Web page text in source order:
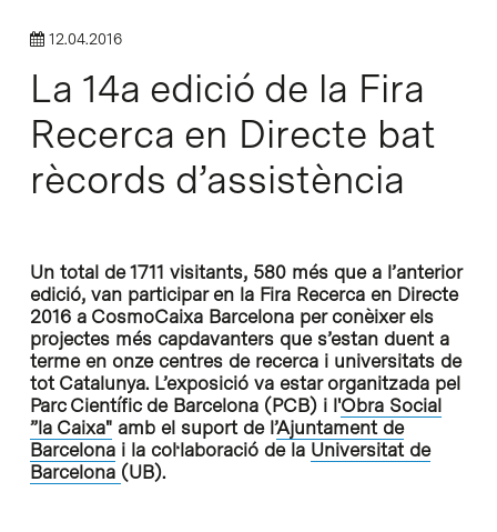
12.04.2016
La 14a edició de la Fira
Recerca en Directe bat
rècords d’assistència
Un total de 1711 visitants, 580 més que a l’anterior
edició, van participar en la Fira Recerca en Directe
2016 a CosmoCaixa Barcelona per conèixer els
projectes més capdavanters que s’estan duent a
terme en onze centres de recerca i universitats de
tot Catalunya. L’exposició va estar organitzada pel
Parc Científic de Barcelona (PCB) i l'Obra Social
”la Caixa"amb el suport de l’Ajuntament de
Barcelonai la col·laboració de la Universitat de
Barcelona (UB).